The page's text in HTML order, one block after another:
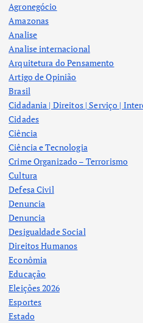
Agronegócio
Amazonas
Analise
Analise internacional
Arquitetura do Pensamento
Artigo de Opinião
Brasil
Cidadania | Direitos | Serviço |
Cidades
Ciência
Ciência e Tecnologia
Crime Organizado – Terrorismo
Cultura
Defesa Civil
Denuncia
Denuncia
Desigualdade Social
Direitos Humanos
Econômia
Educação
Eleições 2026
Esportes
Estado